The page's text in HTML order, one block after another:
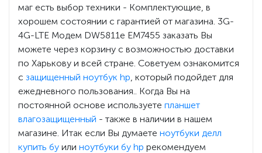
маг есть выбор техники - Комплектующие, в
хорошем состоянии с гарантией от магазина. 3G-
4G-LTE Модем DW5811e EM7455 заказать Вы
можете через корзину с возможностью доставки
по Харькову и всей стране. Советуем ознакомится
с защищенный ноутбук hp , который подойдет для
ежедневного пользования.. Когда Вы на
постоянной основе используете планшет
влагозащищенный - также в наличии в нашем
магазине. Итак если Вы думаете ноутбуки делл
купить бу или ноутбуки бу hp рекомендуем